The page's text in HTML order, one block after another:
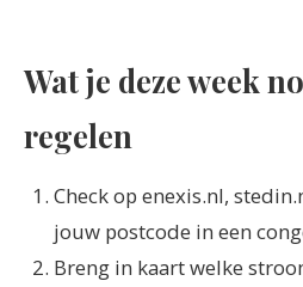
Wat je deze week
regelen
Check op enexis.nl,
jouw postcode in een
Breng in kaart welke